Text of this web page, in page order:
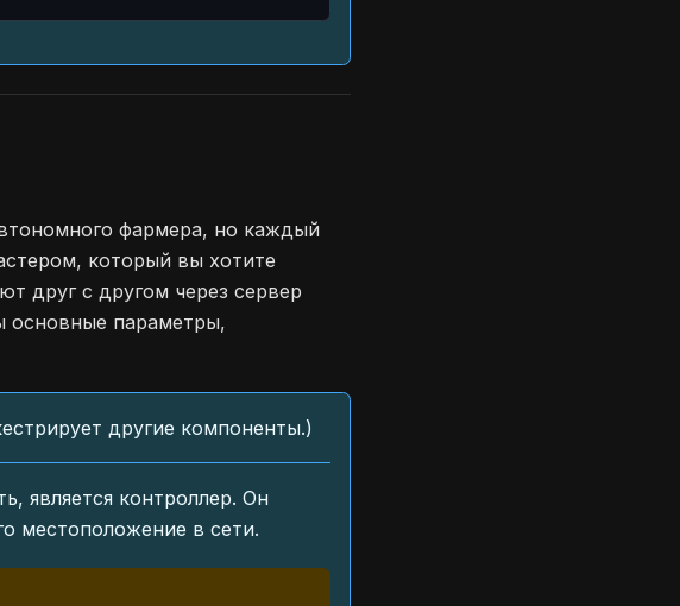
фармера, но каждый
который вы хотите
друг с другом через сервер
основные параметры,
другие компоненты.)
является контроллер. Он
местоположение в сети.